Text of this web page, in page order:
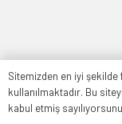
Sitemizden en iyi
kullanılmaktadır. Bu
kabul etmiş